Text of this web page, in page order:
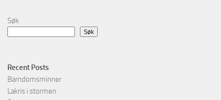
Søk
Søk
Recent Posts
Barndomsminner
Lakris i stormen